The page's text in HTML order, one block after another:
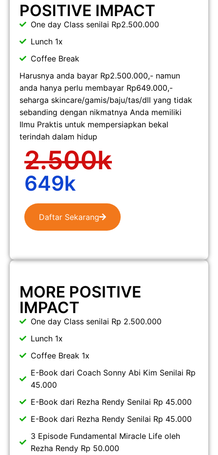
POSITIVE IMPACT
One day Class senilai Rp2.500.000
Lunch 1x
Coffee Break
Harusnya anda bayar Rp2.500.000,- namun
anda hanya perlu membayar Rp649.000,-
seharga skincare/gamis/baju/tas/dll yang tidak
sebanding dengan nikmatnya Anda memiliki
Ilmu Praktis untuk mempersiapkan bekal
terindah dalam hidup
2.500k
649k
Daftar Sekarang
MORE POSITIVE
IMPACT
One day Class senilai Rp 2.500.000
Lunch 1x
Coffee Break 1x
E-Book dari Coach Sonny Abi Kim Senilai Rp
45.000
E-Book dari Rezha Rendy Senilai Rp 45.000
E-Book dari Rezha Rendy Senilai Rp 45.000
3 Episode Fundamental Miracle Life oleh
Rezha Rendy Rp 50.000